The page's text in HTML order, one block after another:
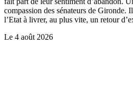
compassion des sénateurs de Gironde.
l’Etat à livrer, au plus vite, un retour
Le 4 août 2026